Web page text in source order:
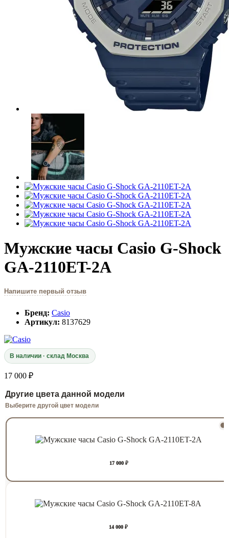
Мужские часы Casio G-Shock
GA-2110ET-2A
Напишите первый отзыв
Бренд: Casio
Артикул: 8137629
В наличии · склад Москва
17 000 ₽
Другие цвета данной модели
Выберите другой цвет модели
17 000 ₽
14 000 ₽